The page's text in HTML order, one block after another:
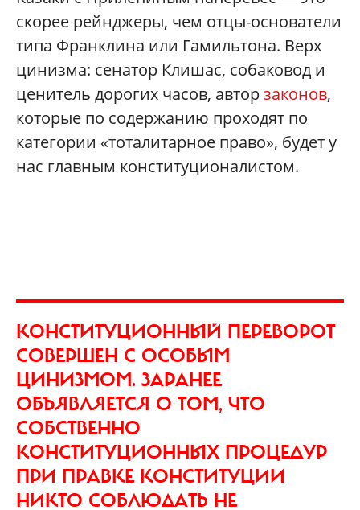
скорее рейнджеры, чем отцы-основатели
типа Франклина или Гамильтона. Верх
цинизма: сенатор Клишас, собаковод и
ценитель дорогих часов, авторзаконов,
которые по содержанию проходят по
категории «тоталитарное право», будет у
нас главным конституционалистом.
КОНСТИТУЦИОННЫЙ ПЕРЕВОРОТ
СОВЕРШЕН С ОСОБЫМ
ЦИНИЗМОМ. ЗАРАНЕЕ
ОБЪЯВЛЯЕТСЯ О ТОМ, ЧТО
СОБСТВЕННО
КОНСТИТУЦИОННЫХ ПРОЦЕДУР
ПРИ ПРАВКЕ КОНСТИТУЦИИ
НИКТО СОБЛЮДАТЬ НЕ